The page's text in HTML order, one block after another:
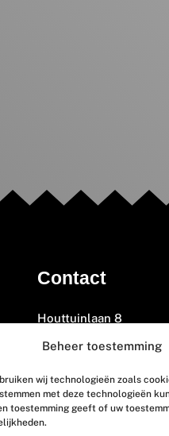
Beheer toestemming
wij technologieën zoals
met deze technologieën
toestemming geeft of uw
Contact
Houttuinlaan 8
3447 GM Woerden
(0348) 405 200
welkom@vosabb.nl
Privacy, disclaimer en